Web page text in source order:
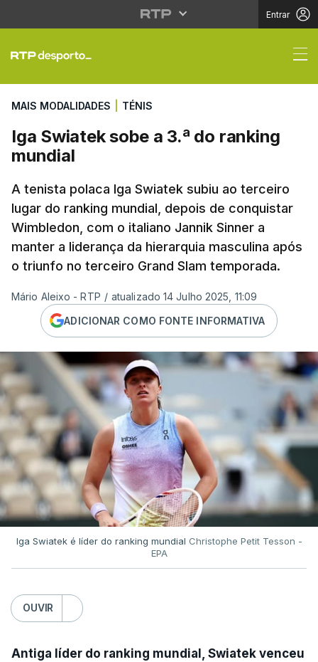
Entrar
Iga Swiatek sobe a
MAIS MODALIDADES TÉNIS
Iga Swiatek sobe a 3.ª do ranking
mundial
A tenista polaca Iga Swiatek subiu ao terceiro
lugar do ranking mundial, depois de conquistar
Wimbledon, com o italiano Jannik Sinner a
manter a liderança da hierarquia masculina após
o triunfo no terceiro Grand Slam temporada.
Mário Aleixo - RTP / atualizado 14 Julho 2025, 11:09
ADICIONAR COMO FONTE INFORMATIVA
Iga Swiatek é líder do ranking mundial Christophe Petit Tesson -
EPA
OUVIR
Antiga líder do ranking mundial, Swiatek venceu